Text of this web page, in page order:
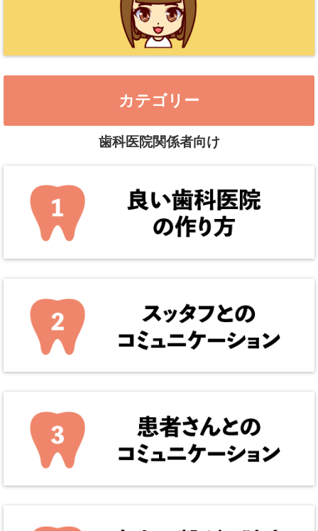
カテゴリー
歯科医院関係者向け